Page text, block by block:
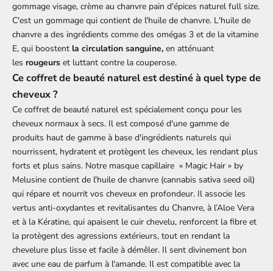
gommage visage, crème au chanvre pain d'épices naturel full size.
C'est un gommage qui contient de l'huile de chanvre. L'huile de
chanvre a des ingrédients comme des omégas 3 et de la vitamine
E, qui boostent la circulation sanguine, en atténuant
les rougeurs et luttant contre la couperose.
Ce coffret de beauté naturel est destiné à quel type de
cheveux ?
Ce coffret de beauté naturel est spécialement conçu pour les
cheveux normaux à secs. Il est composé d'une gamme de
produits haut de gamme à base d'ingrédients naturels qui
nourrissent, hydratent et protègent les cheveux, les rendant plus
forts et plus sains. Notre masque capillaire « Magic Hair » by
Melusine contient de l'huile de chanvre (cannabis sativa seed oil)
qui répare et nourrit vos cheveux en profondeur. Il associe les
vertus anti-oxydantes et revitalisantes du Chanvre, à l’Aloe Vera
et à la Kératine, qui apaisent le cuir chevelu, renforcent la fibre et
la protègent des agressions extérieurs, tout en rendant la
chevelure plus lisse et facile à démêler. Il sent divinement bon
avec une eau de parfum à l'amande. Il est compatible avec la